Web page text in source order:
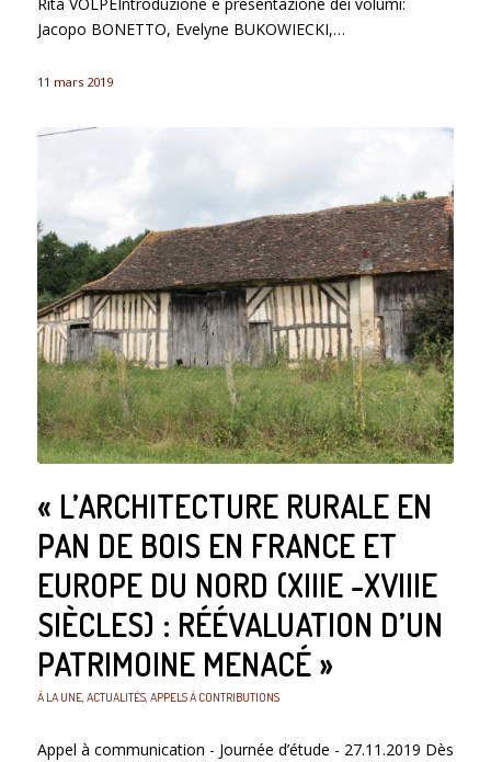
Jacopo BONETTO, Evelyne BUKOWIECKI,…
11 mars 2019
« L’ARCHITECTURE RURALE EN
PAN DE BOIS EN FRANCE ET
EUROPE DU NORD (XIIIE -XVIIIE
SIÈCLES) : RÉÉVALUATION D’UN
PATRIMOINE MENACÉ »
À LA UNE, ACTUALITÉS, APPELS À CONTRIBUTIONS
Appel à communication - Journée d’étude - 27.11.2019 Dès